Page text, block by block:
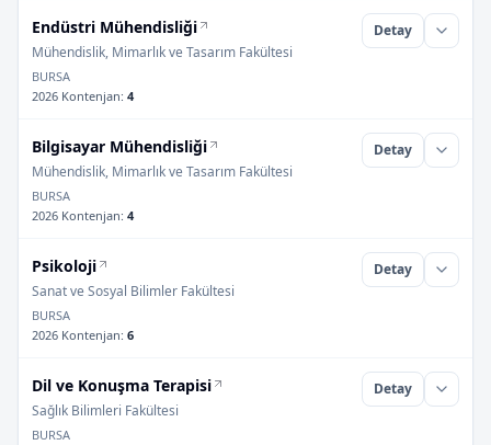
Endüstri Mühendisliği
Mühendislik, Mimarlık ve Tasarım Fakültesi
Detay
BURSA
2026 Kontenjan: 4
Bilgisayar Mühendisliği
Mühendislik, Mimarlık ve Tasarım Fakültesi
Detay
BURSA
2026 Kontenjan: 4
Psikoloji
Sanat ve Sosyal Bilimler Fakültesi
Detay
BURSA
2026 Kontenjan: 6
Dil ve Konuşma Terapisi
Sağlık Bilimleri Fakültesi
Detay
BURSA